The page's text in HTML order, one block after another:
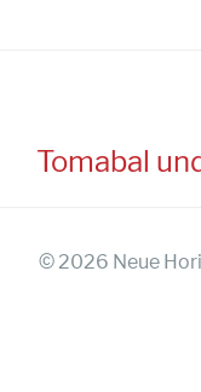
Tomabal
© 2026 Neue